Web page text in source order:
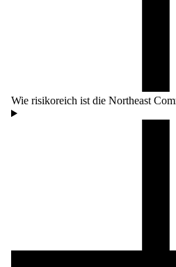
Wie risikoreich ist die Northeast